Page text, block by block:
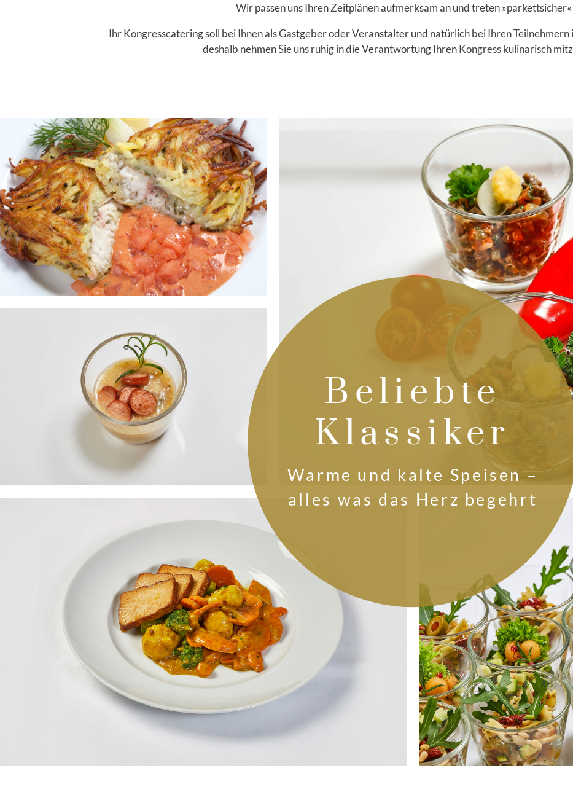
Wir passen uns Ihren Zeitplänen aufmerksam an und treten »parkettsicher«
Ihr Kongresscatering soll bei Ihnen als Gastgeber oder Veranstalter und natürlich bei Ihren
deshalb nehmen Sie uns ruhig in die Verantwortung Ihren Kongress kulinarisch
Beliebte
Klassiker
Warme und kalte Speisen –
alles was das Herz begehrt